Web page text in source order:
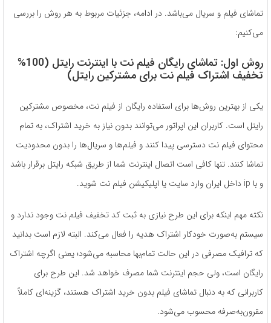
تماشای فیلم و سریال می‌باشد. در ادامه، جزئیات مربوط به هر روش را بررسی
می‌کنیم:
روش اول: تماشای رایگان فیلم نت با اینترنت رایتل (100%
تخفیف اشتراک فیلم نت برای مشترکین رایتل)
یکی از بهترین روش‌ها برای استفاده رایگان از فیلم نت، مخصوص مشترکین
رایتل است. کاربران این اپراتور می‌توانند بدون نیاز به خرید اشتراک، به تمام
محتوای فیلم نت دسترسی پیدا کنند و فیلم‌ها و سریال‌ها را بدون محدودیت
تماشا کنند. تنها کافی است اتصال اینترنت شما از طریق شبکه رایتل برقرار باشد
و با ip داخل ایران وارد سایت یا اپلیکیشن فیلم نت شوید.
نکته مهم اینکه برای این طرح نیازی به ثبت کد تخفیف فیلم نت وجود ندارد و
سیستم به‌صورت خودکار اشتراک هدیه را فعال می‌کند. البته لازم است بدانید
که ترافیک مصرفی در این حالت تمام‌بها محاسبه می‌شود؛ یعنی اگرچه اشتراک
رایگان است، ولی حجم اینترنت شما مصرف خواهد شد. این طرح برای
کاربرانی که به دنبال تماشای فیلم بدون خرید اشتراک هستند، گزینه‌ای کاملاً
مقرون‌به‌صرفه محسوب می‌شود.